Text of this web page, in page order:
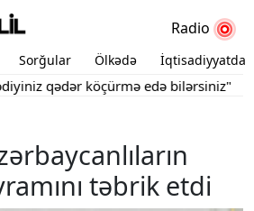
Radio
Sorğular Ölkədə İqtisadiyyatda
qədər köçürmə edə bilərsiniz"
təbrik etdi